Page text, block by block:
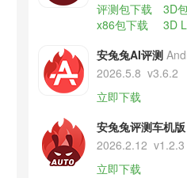
评测包下载
3D
x86包下载
3D
安兔兔AI评测
2026.5.8 v3.6.2
立即下载
安兔兔评测车机版
2026.2.12 v1.2.3
立即下载